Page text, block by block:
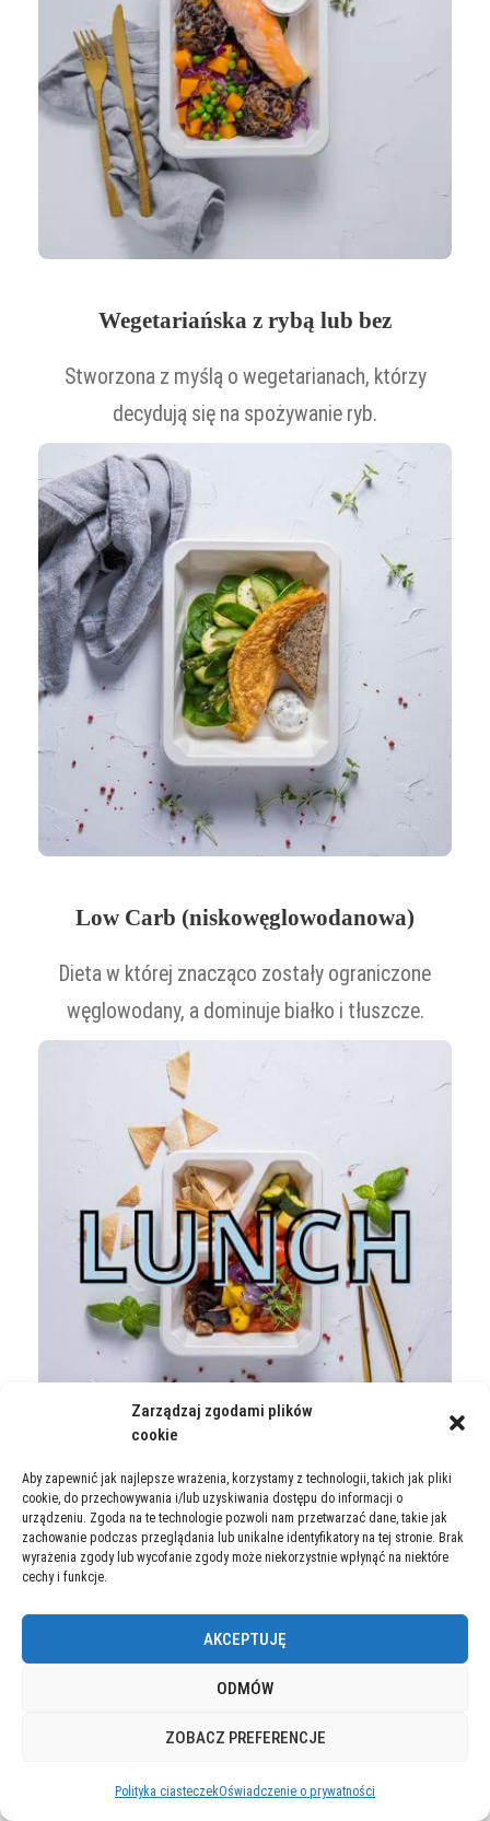
Zarządzaj zgodami plików
cookie
Aby zapewnić jak najlepsze wrażenia, korzystamy z technologii, takich jak pliki
cookie, do przechowywania i/lub uzyskiwania dostępu do informacji o
urządzeniu. Zgoda na te technologie pozwoli nam przetwarzać dane, takie jak
zachowanie podczas przeglądania lub unikalne identyfikatory na tej stronie. Brak
wyrażenia zgody lub wycofanie zgody może niekorzystnie wpłynąć na niektóre
cechy i funkcje.
AKCEPTUJĘ
ODMÓW
ZOBACZ PREFERENCJE
Polityka ciasteczekOświadczenie o prywatności
Wegetariańska z rybą lub bez
Stworzona z myślą o wegetarianach, którzy
decydują się na spożywanie ryb.
Low Carb (niskowęglowodanowa)
Dieta w której znacząco zostały ograniczone
węglowodany, a dominuje białko i tłuszcze.
Lunch Box
Gotowe do podgrzania obiady z przekąskami do
wyboru: zupa, koktajl, kanapka, sałatka lub deser.